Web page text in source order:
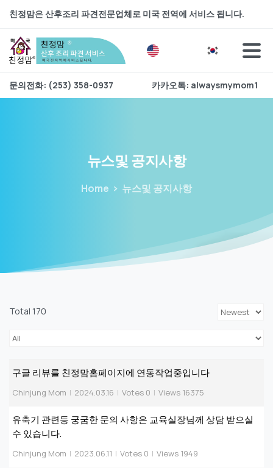
친정맘은 산후조리 파견전문업체로 미국 전역에 서비스 됩니다.
문의전화: (253) 358-0937 카카오톡: alwaysmymom1
뉴스및 공지사항
Home 뉴스및 공지사항
Total 170
구글 리뷰를 친정맘홈페이지에 연동작업중입니다
Chinjung Mom | 2024.03.16 | Votes 0 | Views 16375
유축기 관련등 궁굼한 문의 사항은 교육실장님께 상담 받으실
수 있습니다.
Chinjung Mom | 2023.06.11 | Votes 0 | Views 1949